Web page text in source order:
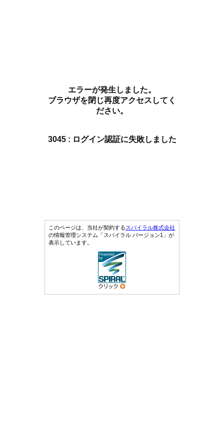
エラーが発生しました。
ブラウザを閉じ再度アクセスしてく
ださい。
3045 : ログイン認証に失敗しました
このページは、当社が契約するスパイラル株式会社
の情報管理システム「スパイラル バージョン1」が
表示しています。